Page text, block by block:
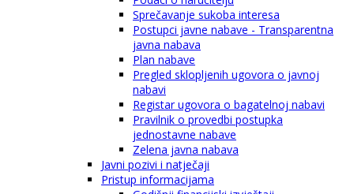
Sprečavanje sukoba interesa
Postupci javne nabave - Transparentna
javna nabava
Plan nabave
Pregled sklopljenih ugovora o javnoj
nabavi
Registar ugovora o bagatelnoj nabavi
Pravilnik o provedbi postupka
jednostavne nabave
Zelena javna nabava
Javni pozivi i natječaji
Pristup informacijama